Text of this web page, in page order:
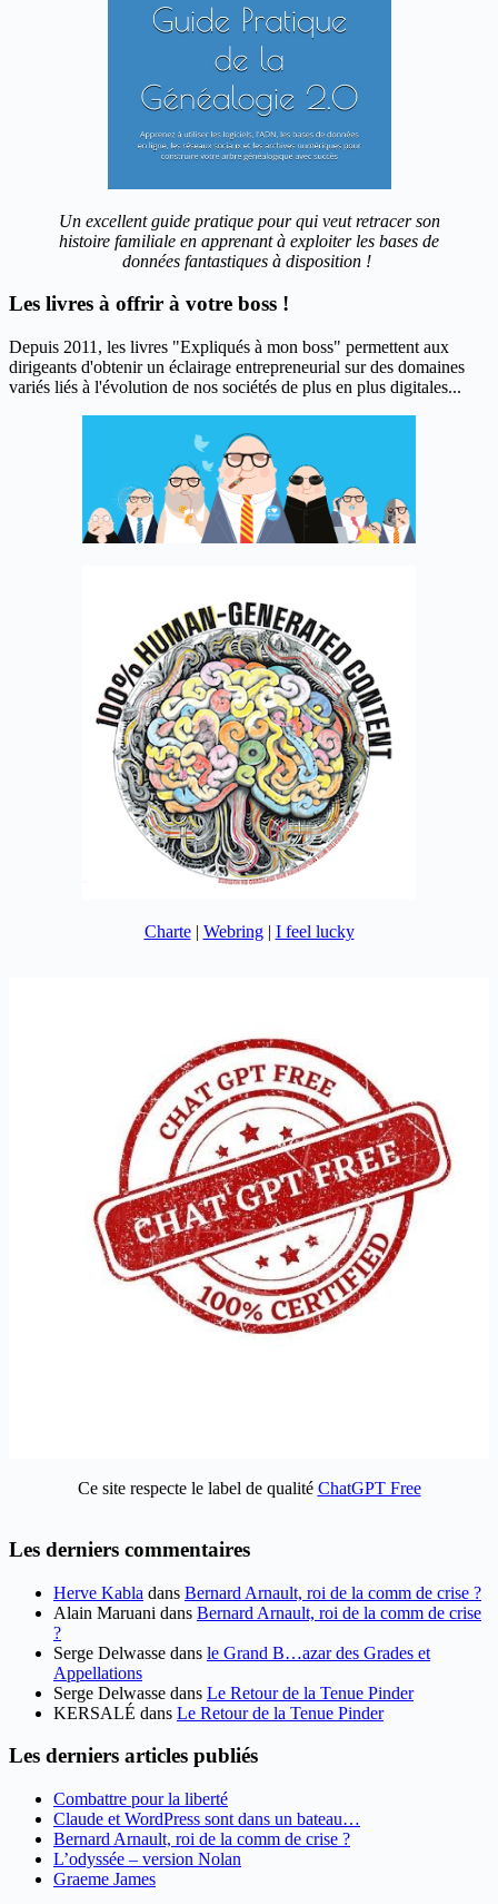
Un excellent guide pratique pour qui veut retracer son
histoire familiale en apprenant à exploiter les bases de
données fantastiques à disposition !
Les livres à offrir à votre boss !
Depuis 2011, les livres "Expliqués à mon boss" permettent aux
dirigeants d'obtenir un éclairage entrepreneurial sur des domaines
variés liés à l'évolution de nos sociétés de plus en plus digitales...
Charte| Webring| I feel lucky
Ce site respecte le label de qualité ChatGPT Free
Les derniers commentaires
Herve Kabla dans Bernard Arnault, roi de la comm de crise ?
Alain Maruani dans Bernard Arnault, roi de la comm de crise
?
Serge Delwasse dans le Grand B…azar des Grades et
Appellations
Serge Delwasse dans Le Retour de la Tenue Pinder
KERSALÉ dans Le Retour de la Tenue Pinder
Les derniers articles publiés
Combattre pour la liberté
Claude et WordPress sont dans un bateau…
Bernard Arnault, roi de la comm de crise ?
L’odyssée – version Nolan
Graeme James